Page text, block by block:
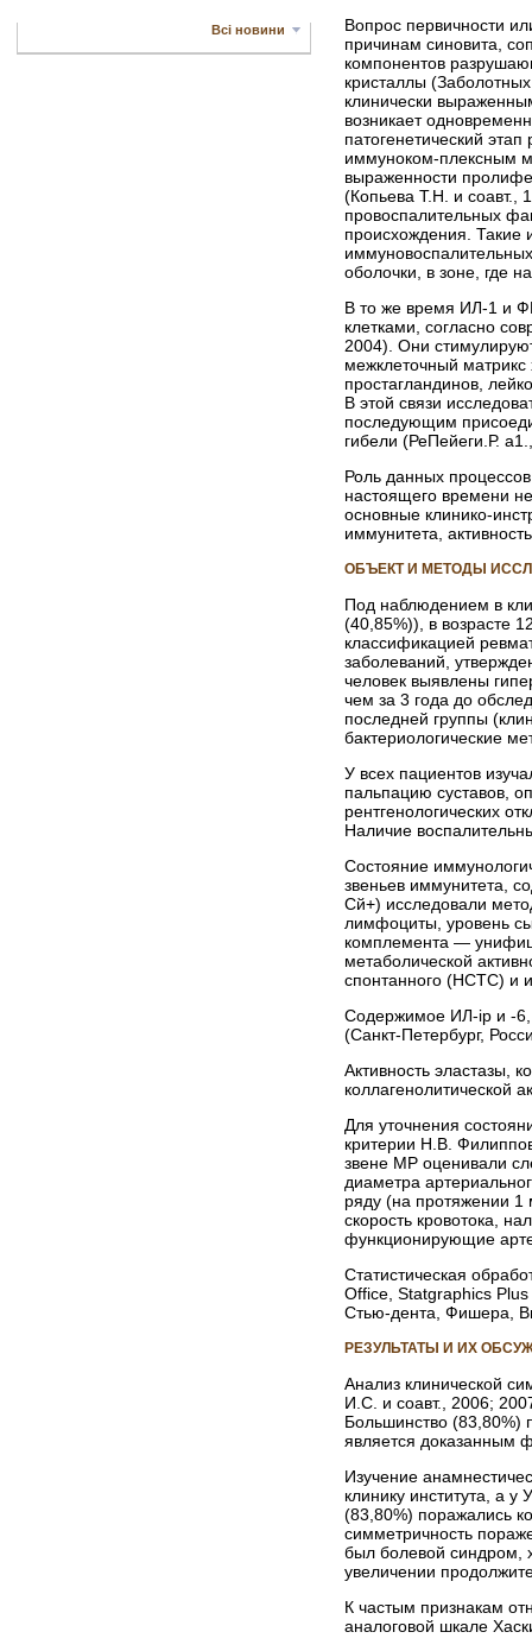
Всі новини
Вопрос первичности
причинам синовита,
компонентов
кристаллы
клинически
возникает
патогенетический
иммуноком-плексным
выраженности
(Копьева Т.Н. и соавт.,
провоспалительных
происхождения. Такие
оболочки, в зоне, где
В то же время ИЛ-1 и
клетками, согласно
2004). Они
межклеточный
простагландинов,
В этой связи
последующим
гибели (РеПейеги.Р.
Роль данных
настоящего времени
основные клинико-
иммунитета,
ОБЪЕКТ И МЕТОДЫ
Под наблюдением в
(40,85%)), в возрасте
классификацией
заболеваний,
человек выявлены
чем за 3 года до
последней группы
бактериологические
У всех пациентов
пальпацию суставов,
рентгенологических
Наличие
Состояние
звеньев иммунитета,
Сй+) исследовали
лимфоциты, уровень
комплемента —
метаболической
спонтанного (НСТС) и
Содержимое ИЛ-ip и -
(Санкт-Петербург,
Активность эластазы,
коллагенолитической
Для уточнения
критерии Н.В.
звене МР оценивали
диаметра
ряду (на протяжении 1
скорость кровотока,
функционирующие
Статистическая
Office, Statgraphics
Стью-дента, Фишера,
РЕЗУЛЬТАТЫ И ИХ
Анализ клинической
И.С. и соавт., 2006;
Большинство (83,80%)
является доказанным
Изучение
клинику института, а у У
(83,80%) поражались
симметричность
был болевой синдром,
увеличении
К частым признакам
аналоговой шкале